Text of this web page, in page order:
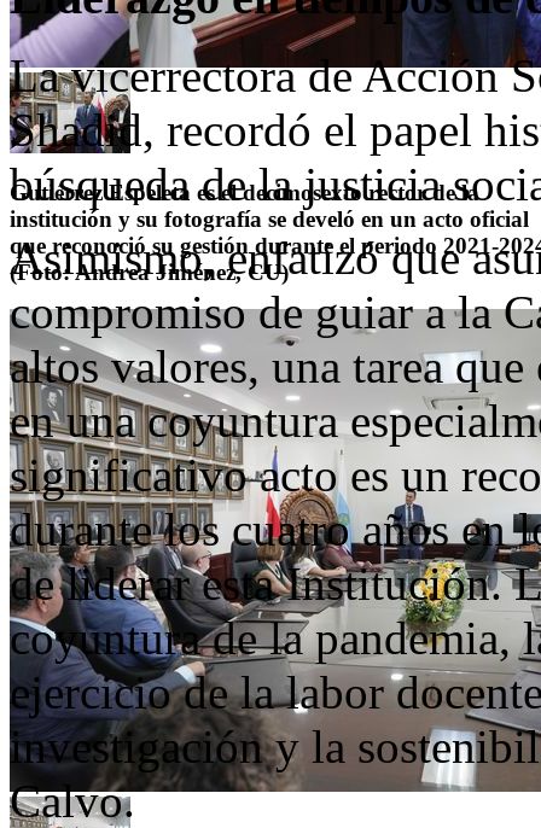
Gutiérrez Espeleta es el decimosexto rector de la
institución y su fotografía se develó en un acto oficial
que reconoció su gestión durante el periodo 2021-
(Foto: Andrea Jiménez, CU)
La vicerrectora de Acción
Shadid, recordó el papel
búsqueda de la justicia
Asimismo, enfatizó que
compromiso de guiar a la
altos valores, una tarea
en una coyuntura
significativo acto es un
durante los cuatro años en
de liderar esta Institución.
coyuntura de la pandemia,
ejercicio de la labor
investigación y la
Calvo.